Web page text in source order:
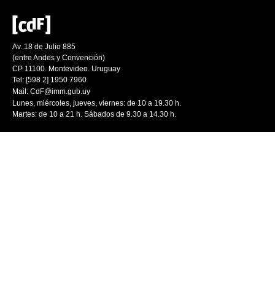
Av. 18 de Julio 885
(entre Andes y Convención)
CP 11100. Montevideo. Uruguay
Tel: [598 2] 1950 7960
Mail: CdF@imm.gub.uy
Lunes, miércoles, jueves, viernes: de 10 a 19.30 h.
Martes: de 10 a 21 h. Sábados de 9.30 a 14.30 h.